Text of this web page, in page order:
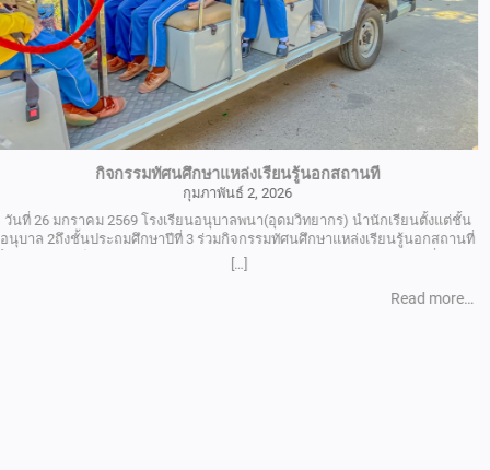
เดินรณรงค์เชิญชวนไปใช้สิทธิเลือกตั้ง
กุมภาพันธ์ 2, 2026
วันที่ 8 มกราคม 2569 โรงเรียนอนุบาลพนา(อุดมวิทยากร)นำนักเรียนและคณะครู
ร่วมกับ อบต.พนา ได้เดินรณรงค์เชิญชวนไปใช้สิทธิเลือกตั้ง สมาชิกสภาองค์การ
บริหารส่วนตำบล และ นายยกองค์การบริหารส่วนตำบล ในวันที่ 11 มกราคม 2569
ในเวลา 08.00-17.00 น. ณ หน่วยเลือกตั้งที่ท่านมีชื่ออยู่
[…]
Read more…